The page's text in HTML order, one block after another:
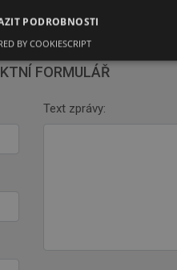
FORMULÁŘ
Text zprávy:
PODROBNOSTI
BY COOKIESCRIPT